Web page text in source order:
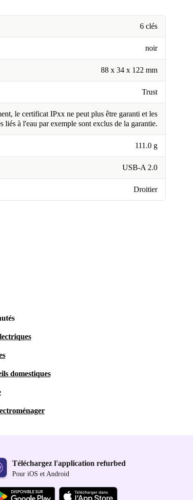
6 clés
noir
88 x 34 x 122 mm
Trust
le certificat IPxx ne peut plus être garanti et les
liés à l'eau par exemple sont exclus de la garantie.
111.0 g
USB-A 2.0
Droitier
domestiques
Téléchargez l'application refurbed
Pour iOS et Android